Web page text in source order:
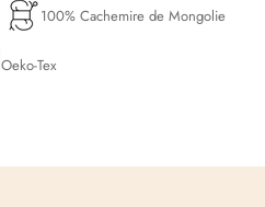
100% Cachemire de Mongolie
Oeko-Tex